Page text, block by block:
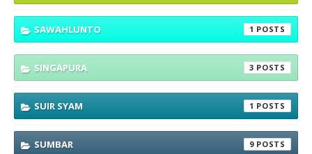
SAWAHLUNTO 1
SINGAPURA 3
SUIR SYAM 1
SUMBAR 9